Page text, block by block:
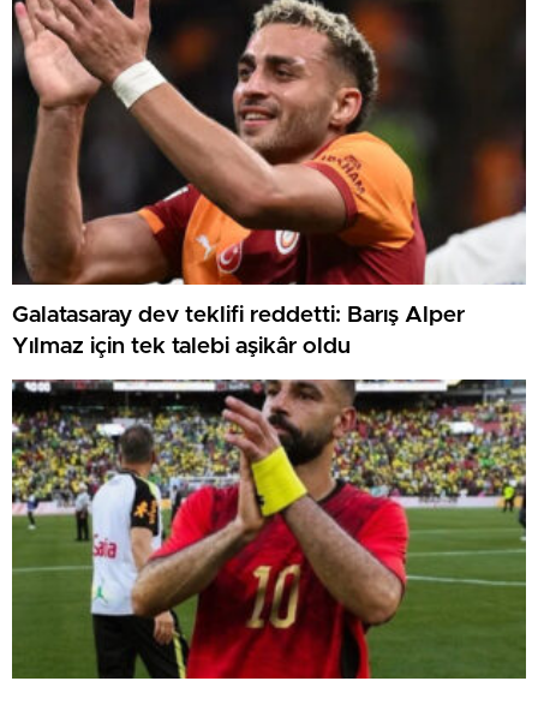
Galatasaray dev teklifi reddetti: Barış Alper
Yılmaz için tek talebi aşikâr oldu